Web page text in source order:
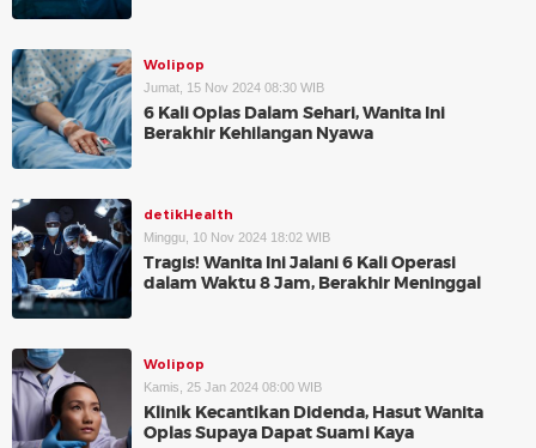
Wolipop
Jumat, 15 Nov 2024 08:30 WIB
6 Kali Oplas Dalam Sehari, Wanita Ini
Berakhir Kehilangan Nyawa
detikHealth
Minggu, 10 Nov 2024 18:02 WIB
Tragis! Wanita Ini Jalani 6 Kali Operasi
dalam Waktu 8 Jam, Berakhir Meninggal
Wolipop
Kamis, 25 Jan 2024 08:00 WIB
Klinik Kecantikan Didenda, Hasut Wanita
Oplas Supaya Dapat Suami Kaya